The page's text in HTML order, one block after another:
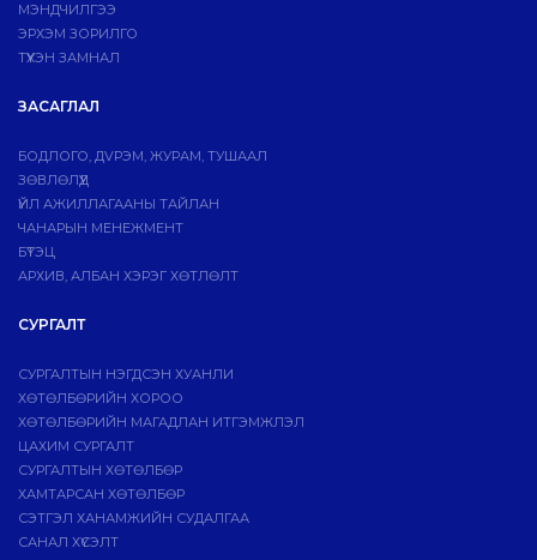
МЭНДЧИЛГЭЭ
ЭРХЭМ ЗОРИЛГО
ТҮҮХЭН ЗАМНАЛ
ЗАСАГЛАЛ
БОДЛОГО, ДVРЭМ, ЖУРАМ, ТУШААЛ
ЗӨВЛӨЛҮҮД
ҮЙЛ АЖИЛЛАГААНЫ ТАЙЛАН
ЧАНАРЫН МЕНЕЖМЕНТ
БҮТЭЦ
АРХИВ, АЛБАН ХЭРЭГ ХӨТЛӨЛТ
СУРГАЛТ
СУРГАЛТЫН НЭГДСЭН ХУАНЛИ
ХӨТӨЛБӨРИЙН ХОРОО
ХӨТӨЛБӨРИЙН МАГАДЛАН ИТГЭМЖЛЭЛ
ЦАХИМ СУРГАЛТ
СУРГАЛТЫН ХӨТӨЛБӨР
ХАМТАРСАН ХӨТӨЛБӨР
СЭТГЭЛ ХАНАМЖИЙН СУДАЛГАА
САНАЛ ХҮСЭЛТ